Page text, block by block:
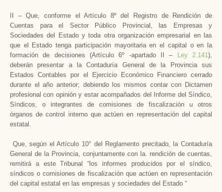
II – Que, conforme el Artículo 8º del Registro de Rendición de
Cuentas para el Sector Público Provincial, las Empresas y
Sociedades del Estado y toda otra organización empresarial en las
que el Estado tenga participación mayoritaria en el capital o en la
formación de decisiones (Artículo 6º -apartado II –
Ley 2.141),
deberán presentar a la Contaduría General de la Provincia sus
Estados Contables por el Ejercicio Económico Financiero cerrado
durante el año anterior; debiendo los mismos contar con Dictamen
profesional con opinión y estar acompañados del Informe del Síndico,
Síndicos, o integrantes de comisiones de fiscalización u otros
órganos de control interno que actúen en representación del capital
estatal.
Que, según el Artículo 10° del Reglamento precitado, la Contaduría
General de la Provincia, conjuntamente con la. rendición de cuentas,
remitirá a este Tribunal “los informes producidos por el síndico,
síndicos o comisiones de fiscalización que actúen en representación
del capital estatal en las empresas y sociedades del Estado “